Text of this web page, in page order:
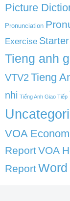
Picture
Pronunciation
Exercise
Tieng anh
VTV2 Tieng
nhi Tiếng Anh Giao Tiếp
VOA
ReportVOA
Report